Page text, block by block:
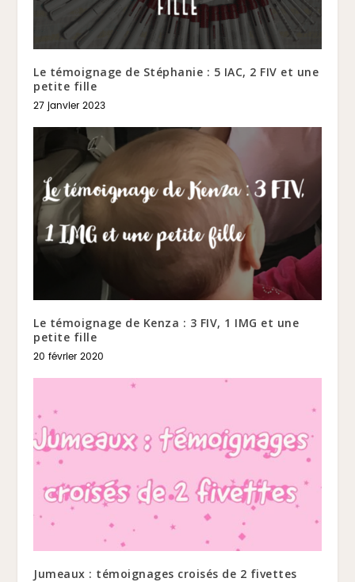
Le témoignage de Stéphanie : 5 IAC, 2 FIV et une
petite fille
27 janvier 2023
Le témoignage de Kenza : 3 FIV, 1 IMG et une
petite fille
20 février 2020
Jumeaux : témoignages croisés de 2 fivettes